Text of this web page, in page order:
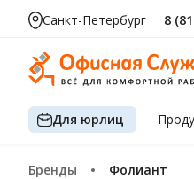
Санкт-Петербург 8
Для юрлиц
Бренды Фолиант